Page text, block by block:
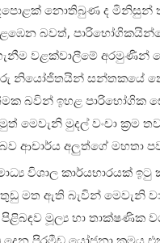
නොතිබුණ ද මිනිසුන්
බවත්,
වළක්වාලීමේ අරමුණින්
නියෝජිතයින් සන්තකයේ
බවින් ඉහළ පාරිභෝගික
මෙවැනි මුදල් වංචා ක්‍රම
ආචාර්ය අලුත්ගේ මහතා
විශාල කාර්යභාරයක්
මත ඇති බැවින් මෙවැනි
මූල්‍ය හා තාක්ෂණික
පිරමීඩ යෝජනා ක්‍රමය